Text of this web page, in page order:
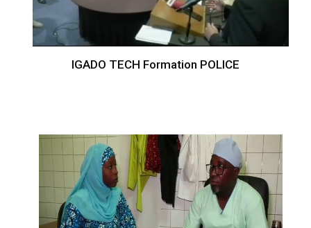
IGADO TECH Formation POLICE